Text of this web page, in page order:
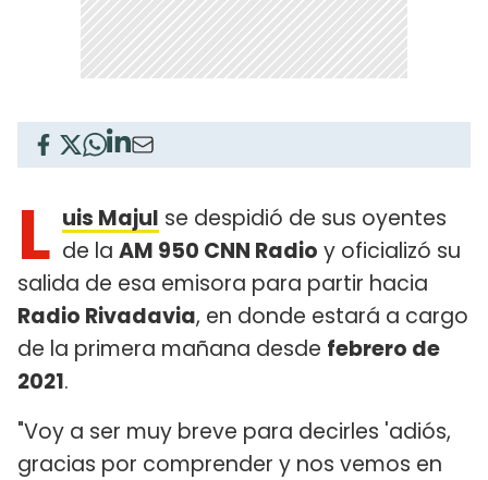
L uis Majul se despidió de sus oyentes
de la AM 950 CNN Radio y oficializó su
salida de esa emisora para partir hacia
Radio Rivadavia, en donde estará a cargo
de la primera mañana desde febrero de
2021.
"Voy a ser muy breve para decirles 'adiós,
gracias por comprender y nos vemos en